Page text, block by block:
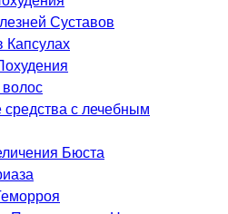
Суставов
Капсулах
средства с лечебным
Бюста